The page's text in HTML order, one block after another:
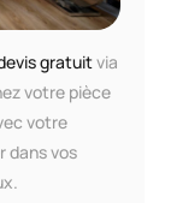
gratuitvia
votre pièce
votre
dans vos